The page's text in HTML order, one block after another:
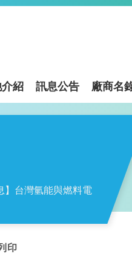
紹 訊息公告 廠商名
】台灣氫能與燃料電池夥伴
印